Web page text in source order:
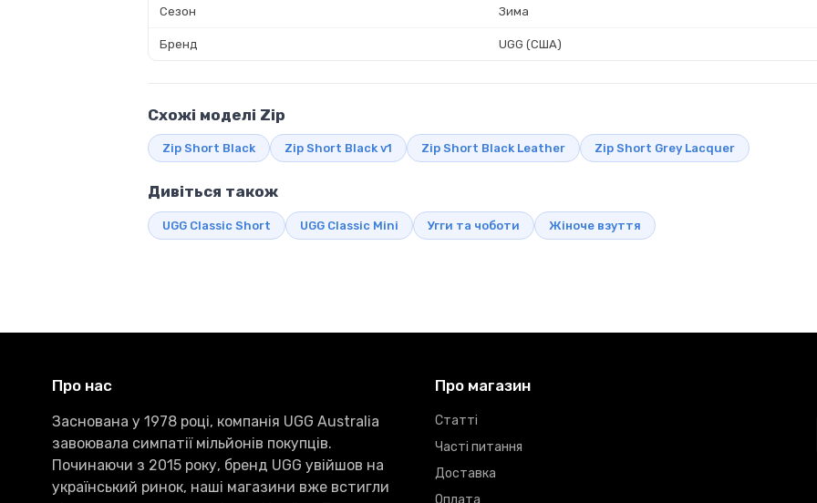
Сезон Зима
Бренд UGG (США)
Схожі моделі Zip
Zip Short Black Zip Short Black v1 Zip Short Black Leather Zip Short Grey Lacquer
Дивіться також
UGG Classic Short UGG Classic Mini Угги та чоботи Жіноче взуття
Про нас
Заснована у 1978 році, компанія UGG Australia
завоювала симпатії мільйонів покупців.
Починаючи з 2015 року, бренд UGG увійшов на
український ринок, наші магазини вже встигли
Про магазин
Статті
Часті питання
Доставка
Оплата